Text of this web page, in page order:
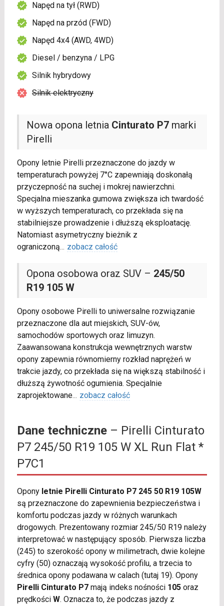
Nowa opona letnia Cinturato P7marki
Pirelli
Opony letnie Pirelli przeznaczone do jazdy w
temperaturach powyżej 7°C zapewniają doskonałą
przyczepność na suchej i mokrej nawierzchni.
Specjalna mieszanka gumowa zwiększa ich twardość
w wyższych temperaturach, co przekłada się na
stabilniejsze prowadzenie i dłuższą eksploatację.
Natomiast asymetryczny bieżnik z
ograniczoną... zobacz całość
Opona osobowa oraz SUV – 245/50
R19 105 W
Opony osobowe Pirelli to uniwersalne rozwiązanie
przeznaczone dla aut miejskich, SUV-ów,
samochodów sportowych oraz limuzyn.
Zaawansowana konstrukcja wewnętrznych warstw
opony zapewnia równomierny rozkład naprężeń w
trakcie jazdy, co przekłada się na większą stabilność i
dłuższą żywotność ogumienia. Specjalnie
zaprojektowane... zobacz całość
Napęd na tył (RWD)
Napęd na przód (FWD)
Napęd 4x4 (AWD, 4WD)
Diesel / benzyna / LPG
Silnik hybrydowy
Silnik elektryczny
Dane techniczne– Pirelli Cinturato
P7 245/50 R19 105 W XL Run Flat *
P7C1
Opony letnie Pirelli Cinturato P7 245 50 R19 105W
są przeznaczone do zapewnienia bezpieczeństwa i
komfortu podczas jazdy w różnych warunkach
drogowych. Prezentowany rozmiar 245/50 R19 należy
interpretować w następujący sposób. Pierwsza liczba
(245) to szerokość opony w milimetrach, dwie kolejne
cyfry (50) oznaczają wysokość profilu, a trzecia to
średnica opony podawana w calach (tutaj 19). Opony
Pirelli Cinturato P7mają indeks nośności 105oraz
prędkości W. Oznacza to, że podczas jazdy z